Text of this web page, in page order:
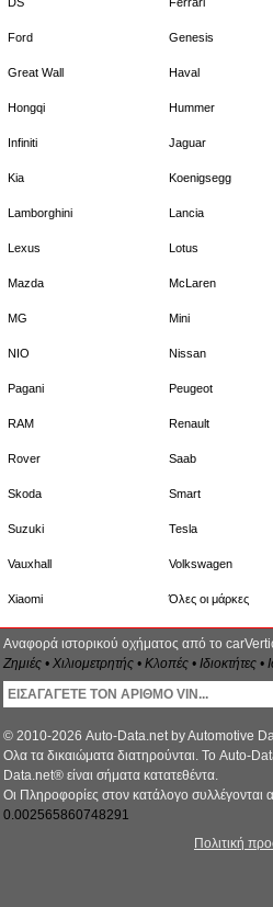
Ford Genesis
Great Wall Haval
Hongqi Hummer
Infiniti Jaguar
Kia Koenigsegg
Lamborghini Lancia
Lexus Lotus
Mazda McLaren
MG Mini
NIO Nissan
Pagani Peugeot
RAM Renault
Rover Saab
Skoda Smart
Suzuki Tesla
Vauxhall Volkswagen
Xiaomi Όλες οι μάρκες
Αναφορά ιστορικού οχήματος από το
Ζημιές • Χιλιομετρητής • Κλοπές • Ιδιοκτήτες
© 2010-2026 Auto-Data.net by Automotive
Ολα τα δικαιώματα διατηρούνται. Το Auto-
Data.net® είναι σήματα κατατεθέντα.
Οι Πληροφορίες στον κατάλογο συλλέγονται
0.002565860748291
Πολιτική